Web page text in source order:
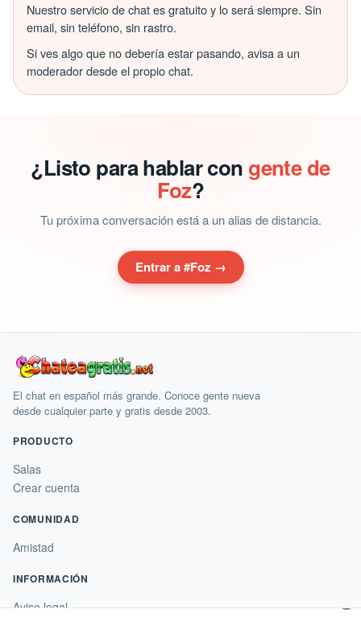
Nuestro servicio de chat es gratuito y lo será siempre. Sin
email, sin teléfono, sin rastro.
Si ves algo que no debería estar pasando, avisa a un
moderador desde el propio chat.
¿Listo para hablar con gente de
Foz?
Tu próxima conversación está a un alias de distancia.
Entrar a #Foz →
El chat en español más grande. Conoce gente nueva
desde cualquier parte y gratis desde 2003.
PRODUCTO
Salas
Crear cuenta
COMUNIDAD
Amistad
INFORMACIÓN
Aviso legal